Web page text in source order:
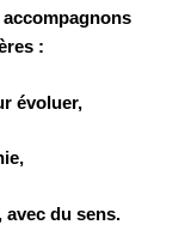
:
évoluer,
du sens.